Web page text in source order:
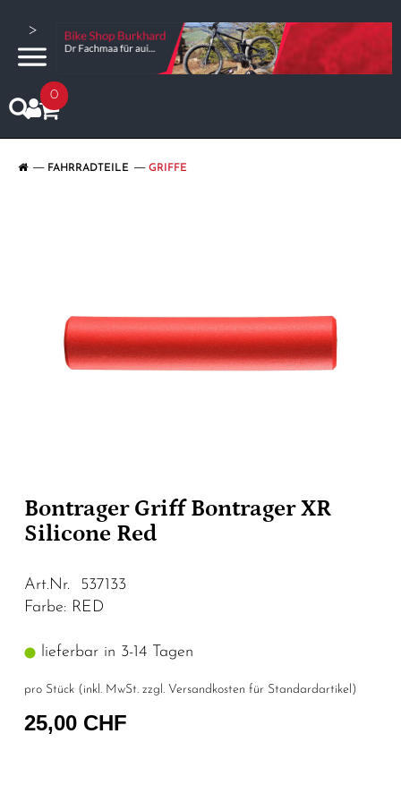
>
0
FAHRRADTEILE GRIFFE
Bontrager Griff Bontrager XR
Silicone Red
Art.Nr. 537133
Farbe: RED
lieferbar in 3-14 Tagen
pro Stück (inkl. MwSt. zzgl. Versandkosten für Standardartikel )
25,00 CHF